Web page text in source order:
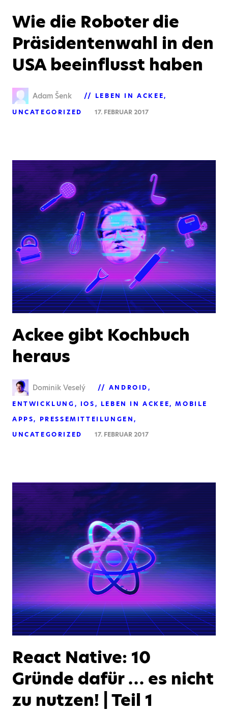
Wie die Roboter die
Präsidentenwahl in den
USA beeinflusst haben
Adam Šenk
LEBEN IN ACKEE
UNCATEGORIZED
17. FEBRUAR 2017
Ackee gibt Kochbuch
heraus
Dominik Veselý
ANDROID
ENTWICKLUNG
IOS LEBEN IN ACKEE
MOBILE
APPS
PRESSEMITTEILUNGEN
UNCATEGORIZED
17. FEBRUAR 2017
React Native: 10
Gründe dafür … es nicht
zu nutzen! | Teil 1